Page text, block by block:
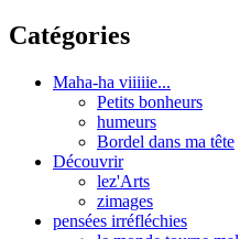
Catégories
Maha-ha viiiiie...
Petits bonheurs
humeurs
Bordel dans ma tête
Découvrir
lez'Arts
zimages
pensées irréfléchies